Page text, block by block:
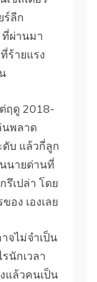
ร์ลีก
ผ่านมา
ร้ายแรง
ฤดู 2018-
นพลาด
ดับ แล้วกี่ลูก
นายด่านที่
เปล่า โดย
อง เองเลย
จไม่จำเป็น
นักเวลา
แล้วคนเป็น